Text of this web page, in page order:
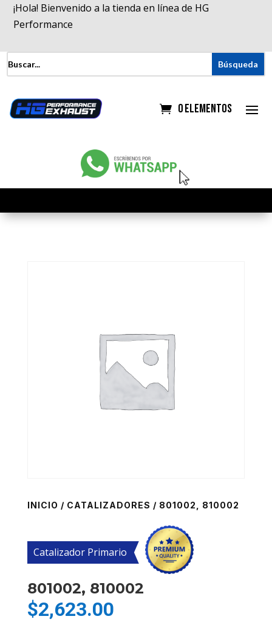
¡Hola! Bienvenido a la tienda en línea de HG
Performance
0 elementos
INICIO / CATALIZADORES / 801002, 810002
Catalizador Primario
801002, 810002
$2,623.00